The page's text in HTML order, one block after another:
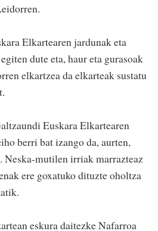
Elkartearen jardunak eta
dute eta, haur eta gurasoak
elkartzea da elkarteak sustatu
Euskara Elkartearen
berri bat izango da, aurten,
Neska-mutilen irriak marrazteaz
ere goxatuko dituzte oholtza
eskura daitezke Nafarroa